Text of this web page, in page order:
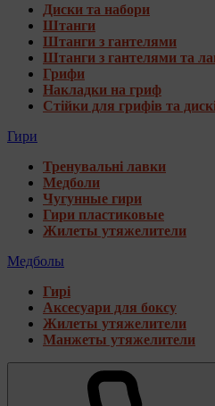
Диски та набори
Штанги
Штанги з гантелями
Штанги з гантелями та
Грифи
Накладки на гриф
Стійки для грифів та
Гири
Тренувальні лавки
Медболи
Чугунные гири
Гири пластиковые
Жилеты утяжелители
Медболы
Гирі
Аксесуари для боксу
Жилеты утяжелители
Манжеты утяжелители